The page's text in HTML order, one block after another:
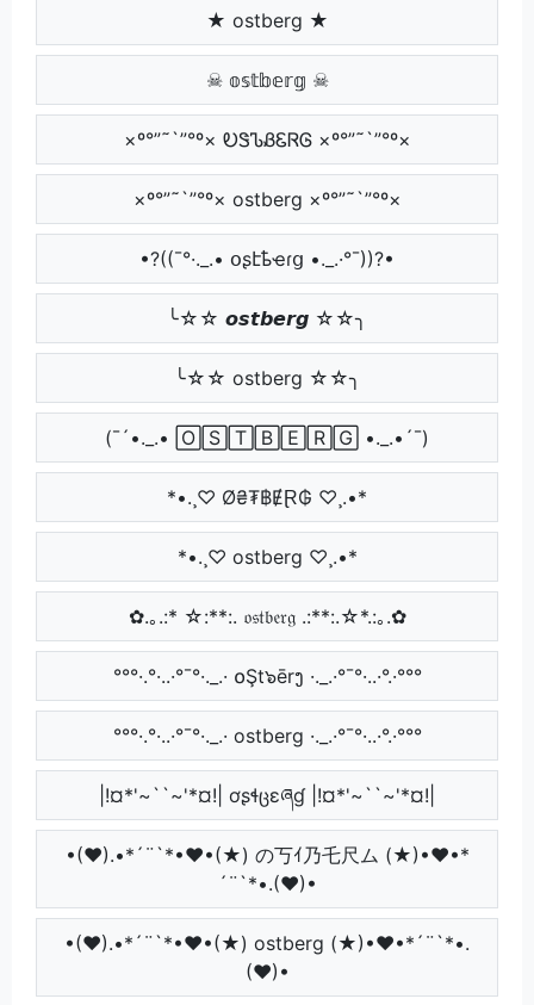
★ ostberg ★
☠ 𝕠𝕤𝕥𝕓𝕖𝕣𝕘 ☠
×º°”˜`”°º× ᎧᏕᏖᏰᏋᏒᎶ ×º°”˜`”°º×
×º°”˜`”°º× ostberg ×º°”˜`”°º×
•?((¯°·._.• օʂէҍҽɾց •._.·°¯))?•
╰☆☆ 𝙤𝙨𝙩𝙗𝙚𝙧𝙜 ☆☆╮
╰☆☆ ostberg ☆☆╮
(¯´•._.• 🄾🅂🅃🄱🄴🅁🄶 •._.•´¯)
*•.¸♡ Ø₴₮฿ɆⱤ₲ ♡¸.•*
*•.¸♡ ostberg ♡¸.•*
✿.｡.:* ☆:**:. 𝔬𝔰𝔱𝔟𝔢𝔯𝔤 .:**:.☆*.:｡.✿
°°°·.°·..·°¯°·._.· ໐Şt๖ērງ ·._.·°¯°·..·°.·°°°
°°°·.°·..·°¯°·._.· ostberg ·._.·°¯°·..·°.·°°°
|!¤*'~``~'*¤!| ơʂɬცɛཞɠ |!¤*'~``~'*¤!|
•(♥).•*´¨`*•♥•(★) の丂ｲ乃乇尺ム (★)•♥•*
´¨`*•.(♥)•
•(♥).•*´¨`*•♥•(★) ostberg (★)•♥•*´¨`*•.
(♥)•